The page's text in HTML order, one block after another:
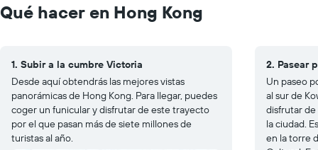
Qué hacer en Hong Kong
1. Subir a la cumbre Victoria
Desde aquí obtendrás las mejores vistas
panorámicas de Hong Kong. Para llegar, puedes
coger un funicular y disfrutar de este trayecto
por el que pasan más de siete millones de
turistas al año.
2. Pasear
Un paseo
al sur de
disfrutar de
la ciudad.
en la torre